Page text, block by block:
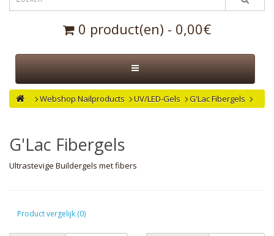
0 product(en) - 0,00€
Webshop Nailproducts UV/LED-Gels G'Lac Fibergels
G'Lac Fibergels
Ultrastevige Buildergels met fibers
Product vergelijk (0)